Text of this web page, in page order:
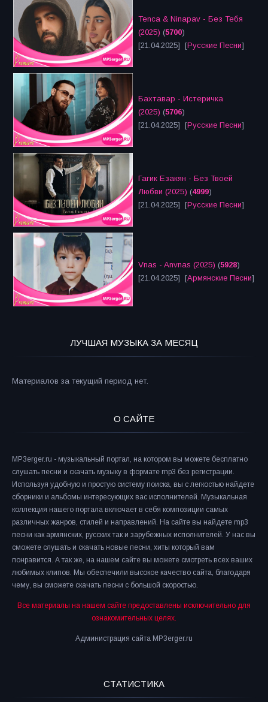
Tenca & Ninapav - Без Тебя
(2025) (5700)
[21.04.2025] [Русские Песни]
Бахтавар - Истеричка
(2025) (5706)
[21.04.2025] [Русские Песни]
Гагик Езакян - Без Твоей
Любви (2025) (4999)
[21.04.2025] [Русские Песни]
Vnas - Anvnas (2025) (5928)
[21.04.2025] [Армянские Песни]
ЛУЧШАЯ МУЗЫКА ЗА МЕСЯЦ
Материалов за текущий период нет.
О САЙТЕ
MP3erger.ru - музыкальный портал, на котором вы можете бесплатно
слушать песни и скачать музыку в формате mp3 без регистрации.
Используя удобную и простую систему поиска, вы с легкостью найдете
сборники и альбомы интересующих вас исполнителей. Музыкальная
коллекция нашего портала включает в себя композиции самых
различных жанров, стилей и направлений. На сайте вы найдете mp3
песни как армянских, русских так и зарубежных исполнителей. У нас вы
сможете слушать и скачать новые песни, хиты который вам
понравится. А так же, на нашем сайте вы можете смотреть всех ваших
любимых клипов. Мы обеспечили высокое качество сайта, благодаря
чему, вы сможете скачать песни с большой скоростью.
Все материалы на нашем сайте предоставлены исключительно для
ознакомительных целях.
Администрация сайта MP3erger.ru
СТАТИСТИКА